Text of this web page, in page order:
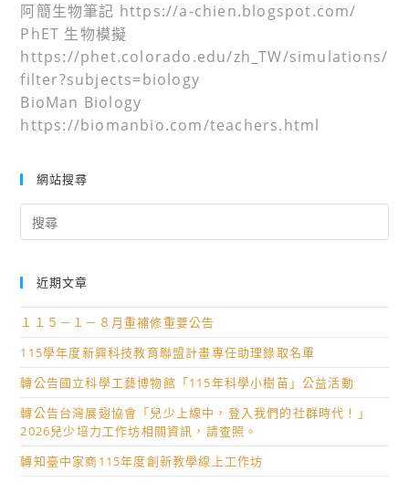
阿簡生物筆記 https://a-chien.blogspot.com/
PhET 生物模擬
https://phet.colorado.edu/zh_TW/simulations/
filter?subjects=biology
BioMan Biology
https://biomanbio.com/teachers.html
網站搜尋
for:
近期文章
１１５－１－８月重補修重要公告
115學年度新興科技教育聯盟計畫專任助理錄取名單
轉公告國立科學工藝博物館「115年科學小樹苗」公益活動
轉公告台灣展翅協會「兒少上線中，登入我們的社群時代！」
2026兒少培力工作坊相關資訊，請查照。
轉知臺中家商115年度創新教學線上工作坊